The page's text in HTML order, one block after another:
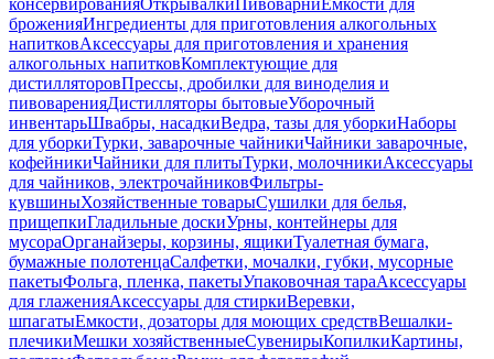
консервированияОткрывалкиПивоварниЕмкости для
броженияИнгредиенты для приготовления алкогольных
напитковАксессуары для приготовления и хранения
алкогольных напитковКомплектующие для
дистилляторовПрессы, дробилки для виноделия и
пивоваренияДистилляторы бытовыеУборочный
инвентарьШвабры, насадкиВедра, тазы для уборкиНаборы
для уборкиТурки, заварочные чайникиЧайники заварочные,
кофейникиЧайники для плитыТурки, молочникиАксессуары
для чайников, электрочайниковФильтры-
кувшиныХозяйственные товарыСушилки для белья,
прищепкиГладильные доскиУрны, контейнеры для
мусораОрганайзеры, корзины, ящикиТуалетная бумага,
бумажные полотенцаСалфетки, мочалки, губки, мусорные
пакетыФольга, пленка, пакетыУпаковочная тараАксессуары
для глаженияАксессуары для стиркиВеревки,
шпагатыЕмкости, дозаторы для моющих средствВешалки-
плечикиМешки хозяйственныеСувенирыКопилкиКартины,